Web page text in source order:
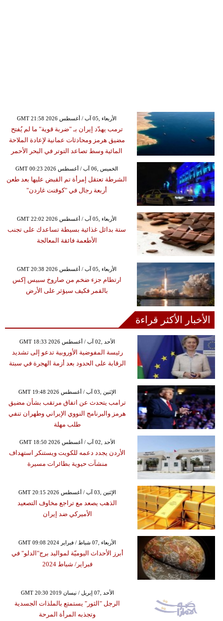
GMT 21:58 2026 الأربعاء ,05 آب / أغسطس
ترمب يهدّد إيران بـ "ضربة قوية" ما لم يُفتح
مضيق هرمز ومحادثات عمانية لإعادة الملاحة
المائية وسط تصاعد التوتر في البحر الأحمر
GMT 00:23 2026 الخميس ,06 آب / أغسطس
الشرطة تعتقل إمرأة تم القبض عليها بعد طعن
أربعة رجال في "كوفنت غاردن"
GMT 22:02 2026 الأربعاء ,05 آب / أغسطس
ستة بدائل غذائية بسيطة تساعدك على تجنب
الأطعمة فائقة المعالجة
GMT 20:38 2026 الأربعاء ,05 آب / أغسطس
ارتطام جزء ضخم من صاروخ سبيس إكس
بالقمر فكيف سيؤثر على الأرض
الأخبار الأكثر قراءة
GMT 18:33 2026 الأحد ,02 آب / أغسطس
رئيسة المفوضية الأوروبية تدعو إلى تشديد
الرقابة على الحدود بعد أزمة الهجرة في سبتة
GMT 19:48 2026 الإثنين ,03 آب / أغسطس
ترامب يتحدث عن اتفاق مرتقب بشأن مضيق
هرمز والبرنامج النووي الإيراني وطهران تنفي
طلب مهلة
GMT 18:50 2026 الأحد ,02 آب / أغسطس
الأردن يجدد دعمه للكويت ويستنكر استهداف
منشآت حيوية بطائرات مسيرة
GMT 20:15 2026 الإثنين ,03 آب / أغسطس
الذهب يصعد مع تراجع مخاوف التصعيد
الأميركي ضد إيران
GMT 09:08 2024 الأربعاء ,07 شباط / فبراير
أبرز الأحداث اليوميّة لمواليد برج"الدلو" في
فبراير/ شباط 2024
GMT 20:30 2019 الأحد ,07 إبريل / نيسان
الرجل "الثور" يستمتع بالملذات الجسدية
وتجذبه المرأة المرحة